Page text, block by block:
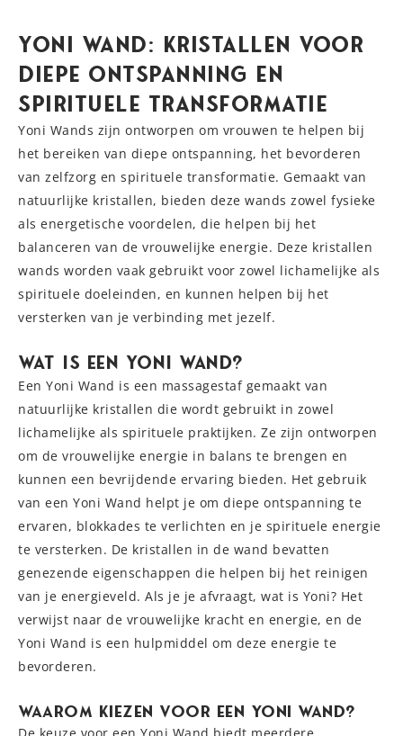
Yoni Wand: Kristallen voor
Diepe Ontspanning en
Spirituele Transformatie
Yoni Wands zijn ontworpen om vrouwen te helpen bij
het bereiken van diepe ontspanning, het bevorderen
van zelfzorg en spirituele transformatie. Gemaakt van
natuurlijke kristallen, bieden deze wands zowel fysieke
als energetische voordelen, die helpen bij het
balanceren van de vrouwelijke energie. Deze kristallen
wands worden vaak gebruikt voor zowel lichamelijke als
spirituele doeleinden, en kunnen helpen bij het
versterken van je verbinding met jezelf.
Wat is een Yoni Wand?
Een Yoni Wand is een massagestaf gemaakt van
natuurlijke kristallen die wordt gebruikt in zowel
lichamelijke als spirituele praktijken. Ze zijn ontworpen
om de vrouwelijke energie in balans te brengen en
kunnen een bevrijdende ervaring bieden. Het gebruik
van een Yoni Wand helpt je om diepe ontspanning te
ervaren, blokkades te verlichten en je spirituele energie
te versterken. De kristallen in de wand bevatten
genezende eigenschappen die helpen bij het reinigen
van je energieveld. Als je je afvraagt, wat is Yoni? Het
verwijst naar de vrouwelijke kracht en energie, en de
Yoni Wand is een hulpmiddel om deze energie te
bevorderen.
Waarom Kiezen Voor Een Yoni Wand?
De keuze voor een Yoni Wand biedt meerdere